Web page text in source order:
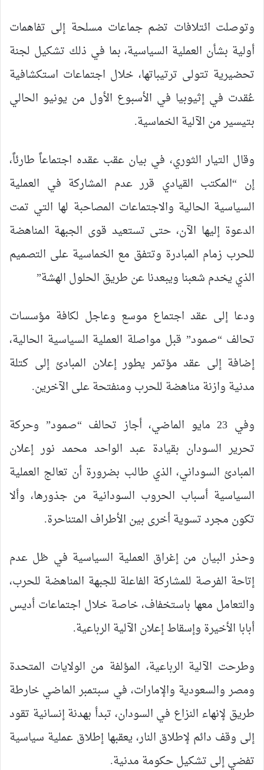
وتوصلت ائتلافات تضم جماعات مسلحة إلى تفاهمات
أولية بشأن العملية السياسية، بما في ذلك تشكيل لجنة
تحضيرية تتولى ترتيباتها، خلال اجتماعات استكشافية
عُقدت في إثيوبيا في الأسبوع الأول من يونيو الحالي
بتيسير من الآلية الخماسية.
وقال التيار الثوري، في بيان عقب عقده اجتماعاً طارئاً،
إن “المكتب القيادي قرر عدم المشاركة في العملية
السياسية الحالية والاجتماعات المصاحبة لها التي تمت
الدعوة إليها الآن، حتى تستعيد قوى الجبهة المناهضة
للحرب زمام المبادرة وتتفق مع الخماسية على التصميم
الذي يخدم شعبنا ويبعدنا عن طريق الحلول الهشة”
ودعا إلى عقد اجتماع موسع وعاجل لكافة مؤسسات
تحالف “صمود” قبل مواصلة العملية السياسية الحالية،
إضافة إلى عقد مؤتمر يطور إعلان المبادئ إلى كتلة
مدنية وازنة مناهضة للحرب ومنفتحة على الآخرين.
وفي 23 مايو الماضي، أجاز تحالف “صمود” وحركة
تحرير السودان بقيادة عبد الواحد محمد نور إعلان
المبادئ السوداني، الذي طالب بضرورة أن تعالج العملية
السياسية أسباب الحروب السودانية من جذورها، وألا
تكون مجرد تسوية أخرى بين الأطراف المتناحرة.
وحذر البيان من إغراق العملية السياسية في ظل عدم
إتاحة الفرصة للمشاركة الفاعلة للجبهة المناهضة للحرب،
والتعامل معها باستخفاف، خاصة خلال اجتماعات أديس
أبابا الأخيرة وإسقاط إعلان الآلية الرباعية.
وطرحت الآلية الرباعية، المؤلفة من الولايات المتحدة
ومصر والسعودية والإمارات، في سبتمبر الماضي خارطة
طريق لإنهاء النزاع في السودان، تبدأ بهدنة إنسانية تقود
إلى وقف دائم لإطلاق النار، يعقبها إطلاق عملية سياسية
تفضي إلى تشكيل حكومة مدنية.